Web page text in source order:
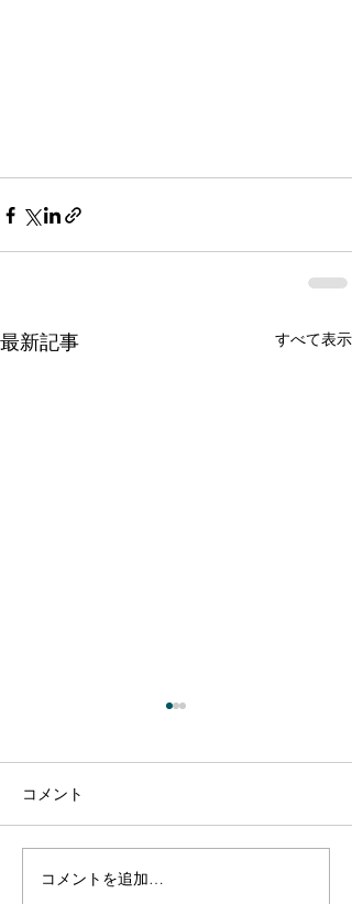
最新記事 すべて表示
【出演のお知らせ】日本
コメント
コメントを追加…